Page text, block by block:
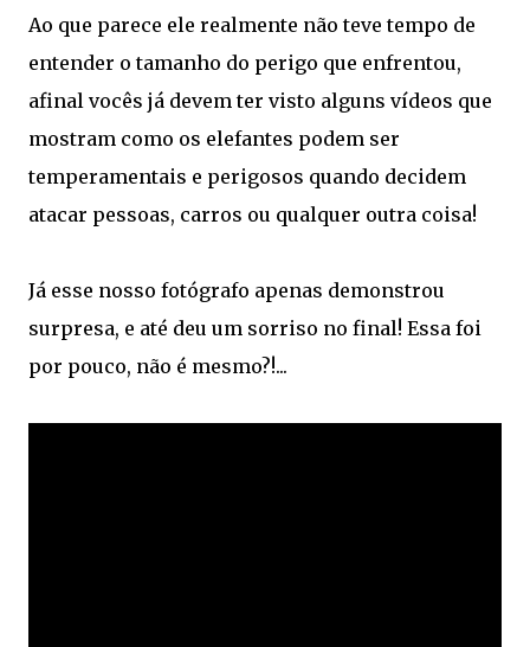
Ao que parece ele realmente não teve tempo de
entender o tamanho do perigo que enfrentou,
afinal vocês já devem ter visto alguns vídeos que
mostram como os elefantes podem ser
temperamentais e perigosos quando decidem
atacar pessoas, carros ou qualquer outra coisa!
Já esse nosso fotógrafo apenas demonstrou
surpresa, e até deu um sorriso no final! Essa foi
por pouco, não é mesmo?!...